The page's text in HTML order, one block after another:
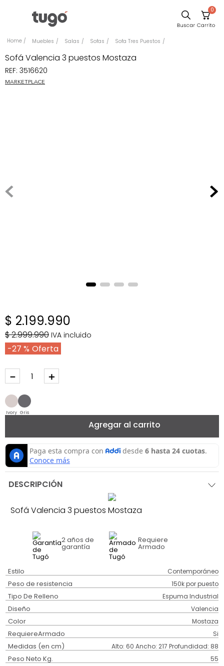
0
Muebles Salas Sofas Sofa Tres Puestos
Sofá Valencia 3 puestos Mostaza
REF: 3516620
MARKETPLACE
$ 2.199.990
$2.999.990 IVA incluido
27 %
＋
－
Ivory Gris
Agregar al carrito
DESCRIPCIÓN
Sofá Valencia 3 puestos Mostaza
2 años de
garantía
Requiere
Armado
Estilo Contemporáneo
Peso de resistencia 150k por puesto
Tipo De Relleno Espuma Industrial
Diseño Valencia
Color Mostaza
RequiereArmado Si
Medidas (en cm) Alto: 60 Ancho: 217 Profundidad: 88
Peso Neto Kg. 55
Comedor
Escritorio
Sillas